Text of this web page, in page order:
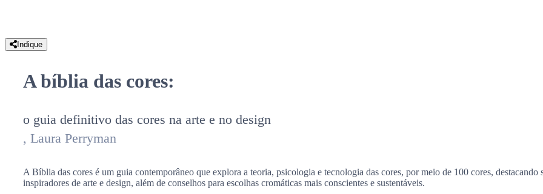
Indique
A bíblia das cores:
o guia definitivo das cores na arte e no design
, Laura Perryman
A Bíblia das cores é um guia contemporâneo que explora a teoria, psicologia e tecnologia das cores, por meio de 100 cores,
inspiradores de arte e design, além de conselhos para escolhas cromáticas mais conscientes e sustentáveis.